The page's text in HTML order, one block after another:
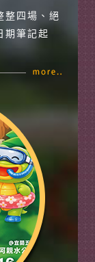
整四場、絕
期筆記起